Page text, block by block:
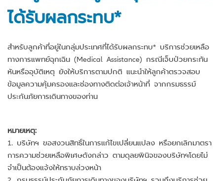
ได้รับผลกระทบ*
สำหรับลูกค้าที่อยู่ในกลุ่มประเทศที่ได้รับผลกระทบ* บริการช่วยเหลือ
ทางการแพทย์ฉุกเฉิน (Medical Assistance) กรณีเจ็บป่วยกระทัน
หันหรืออุบัติเหตุ ยังให้บริการตามปกติ แนะนำให้ลูกค้าตรวจสอบ
ข้อมูลความคุ้มครองและช่องทางติดต่อเจ้าหน้าที่ จากกรมธรรม์
ประกันภัยการเดินทางของท่าน
หมายเหตุ:
1. บริษัทฯ ขอสงวนสิทธิ์ในการแก้ไขเปลี่ยนแปลง หรือยกเลิกมาตรา
การความช่วยเหลือพิเศษดังกล่าว ตามดุลยพินิจของบริษัทฯโดยไม่
จำเป็นต้องแจ้งให้ทราบล่วงหน้า
2. กรมธรรม์ประกันภัยการเดินทางของบริษัทฯ รวมถึงบริการช่วย